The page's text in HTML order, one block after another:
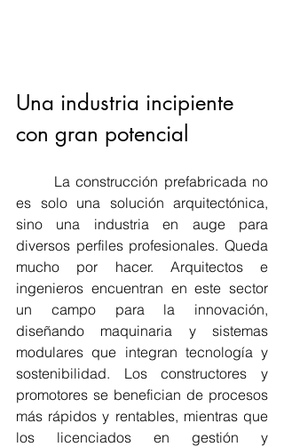
Una industria incipiente
con gran potencial
es solo una solución arquitectónica,
sino una industria en auge para
diversos perfiles profesionales. Queda
mucho por hacer. Arquitectos e
ingenieros encuentran en este sector
un campo para la innovación,
diseñando maquinaria y sistemas
modulares que integran tecnología y
sostenibilidad. Los constructores y
promotores se benefician de procesos
más rápidos y rentables, mientras que
los licenciados en gestión y